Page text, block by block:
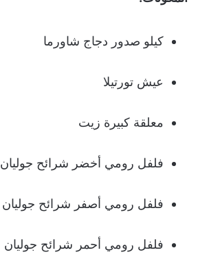
كيلو صدور دجاج شاورما
عيش تورتيلا
معلقة كبيرة زيت
فلفل رومي أخضر شرائح جوليان
فلفل رومي أصفر شرائح جوليان
فلفل رومي أحمر شرائح جوليان